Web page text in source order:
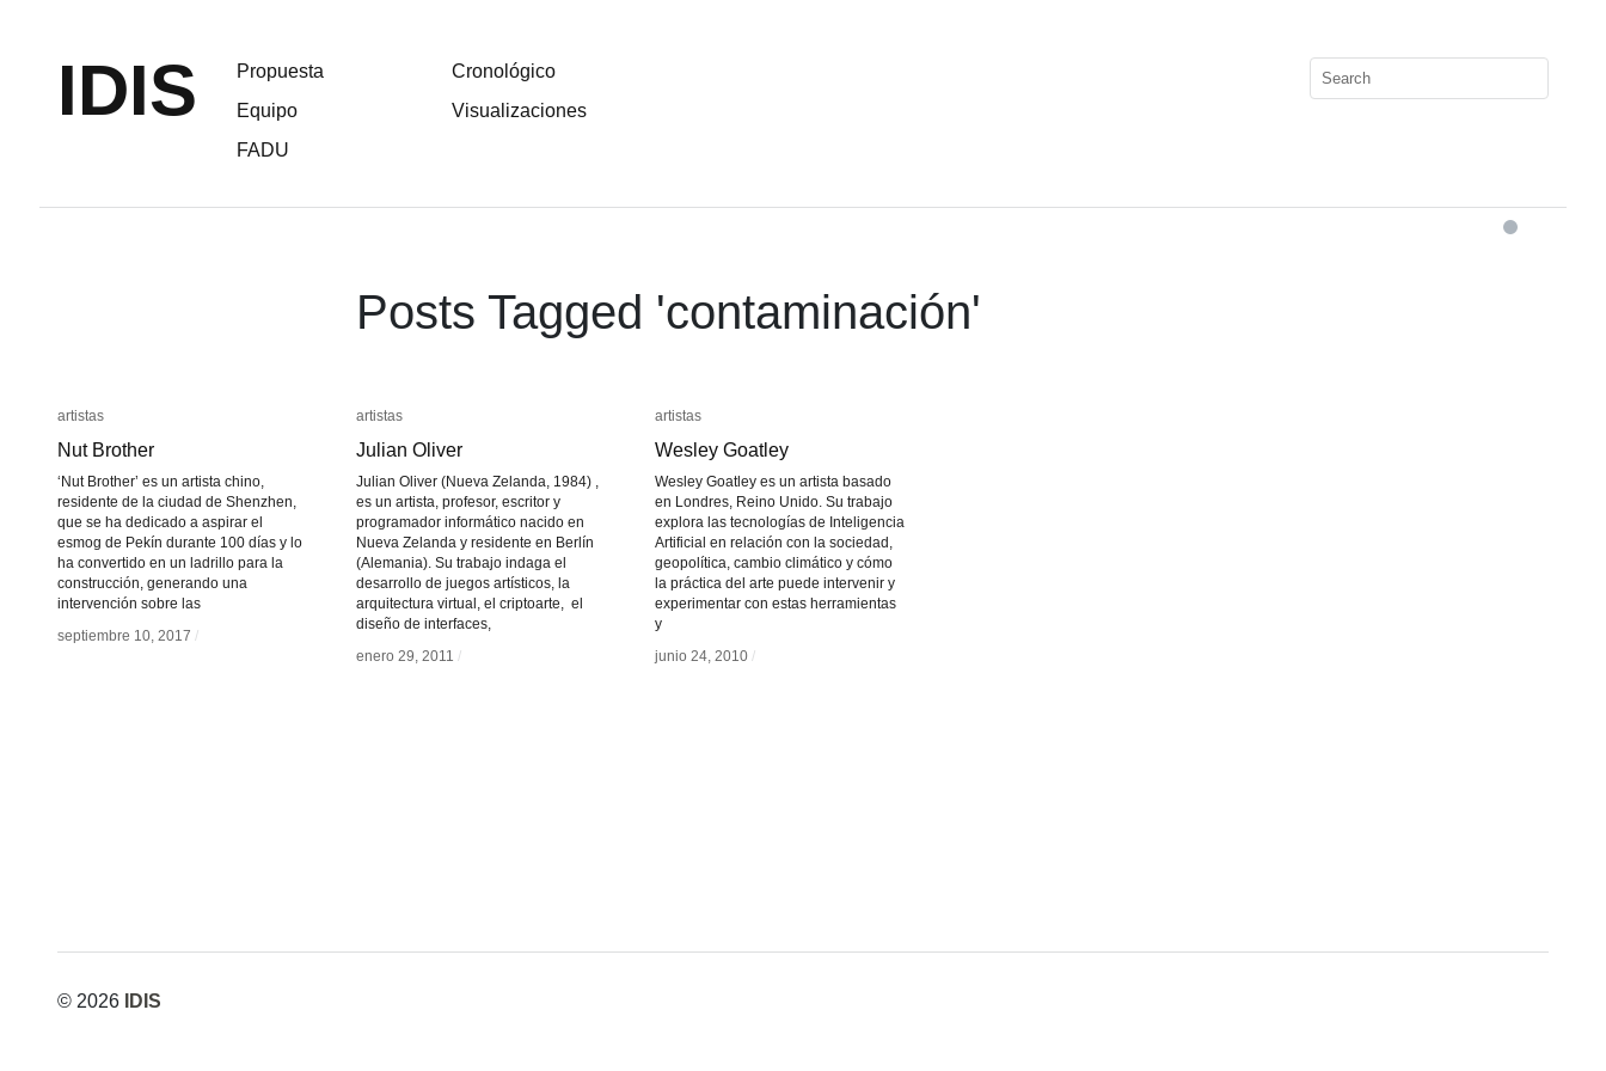
IDIS
Propuesta
Equipo
FADU
Cronológico
Visualizaciones
Posts Tagged 'contaminación'
artistas
Nut Brother
‘Nut Brother’ es un artista chino,
residente de la ciudad de Shenzhen,
que se ha dedicado a aspirar el
esmog de Pekín durante 100 días y lo
ha convertido en un ladrillo para la
construcción, generando una
intervención sobre las
septiembre 10, 2017 /
artistas
Nut Brother
septiembre 10, 2017 /
artistas
Julian Oliver
Julian Oliver (Nueva Zelanda, 1984) ,
es un artista, profesor, escritor y
programador informático nacido en
Nueva Zelanda y residente en Berlín
(Alemania). Su trabajo indaga el
desarrollo de juegos artísticos, la
arquitectura virtual, el criptoarte, el
diseño de interfaces,
enero 29, 2011 /
artistas
Julian Oliver
enero 29, 2011 /
artistas
Wesley Goatley
Wesley Goatley es un artista basado
en Londres, Reino Unido. Su trabajo
explora las tecnologías de Inteligencia
Artificial en relación con la sociedad,
geopolítica, cambio climático y cómo
la práctica del arte puede intervenir y
experimentar con estas herramientas
y
junio 24, 2010 /
artistas
Wesley Goatley
junio 24, 2010 /
© 2026 IDIS